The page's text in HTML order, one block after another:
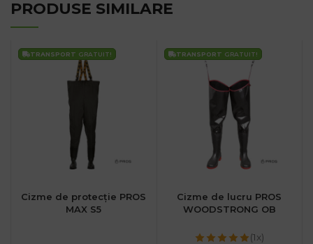
PRODUSE SIMILARE
TRANSPORT GRATUIT!
Cizme de protecție PROS
MAX S5
TRANSPORT GRATUIT!
Cizme de lucru PROS
WOODSTRONG OB
(1x)